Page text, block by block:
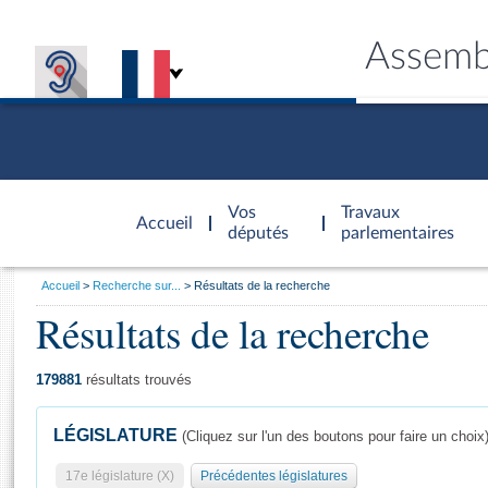
Accueil
d'accueil
Vos
députés
Travaux
parlementaires
Général
Vous
Accueil Recherche sur... Résultats de la recherche
Résultats de la recherche
179881 résultats trouvés
LÉGISLATURE (Cliquez sur l'un des boutons pour faire un choix)
17e législature (X) Précédentes législatures